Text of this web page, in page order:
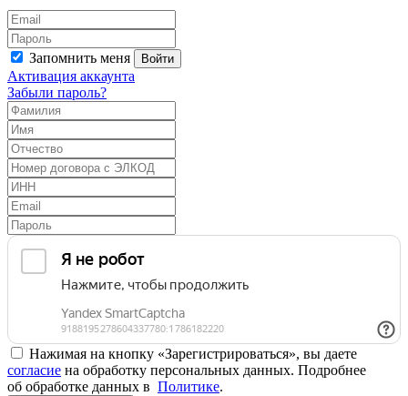
Запомнить меня Войти
Активация аккаунта
Забыли пароль?
Нажимая на кнопку «Зарегистрироваться», вы даете
согласие на обработку персональных данных. Подробнее
об обработке данных в Политике.